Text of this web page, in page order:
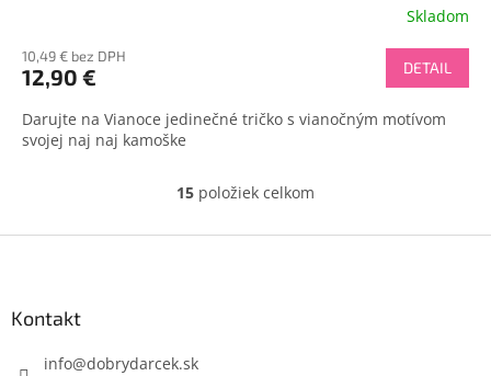
Skladom
10,49 € bez DPH
12,90 € DETAIL
Darujte na Vianoce jedinečné tričko s vianočným motívom
svojej naj naj kamoške
O
l
15 položiek celkom
Kontakt
info@dobrydarcek.sk